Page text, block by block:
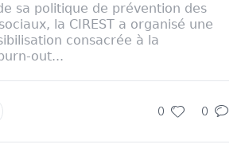
sa politique de prévention des
la CIREST a organisé une
consacrée à la
out...
0 0